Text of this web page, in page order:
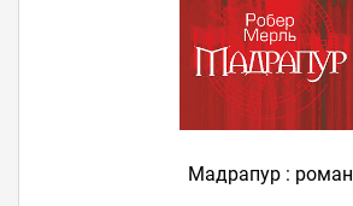
Мадрапур : роман